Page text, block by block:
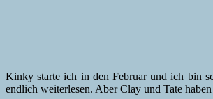
Kinky starte ich in den Februar und ich bin
endlich weiterlesen. Aber Clay und Tate